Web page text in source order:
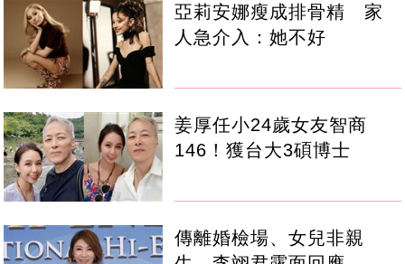
亞莉安娜瘦成排骨精 家
人急介入：她不好
姜厚任小24歲女友智商
146！獲台大3碩博士
傳離婚檢場、女兒非親